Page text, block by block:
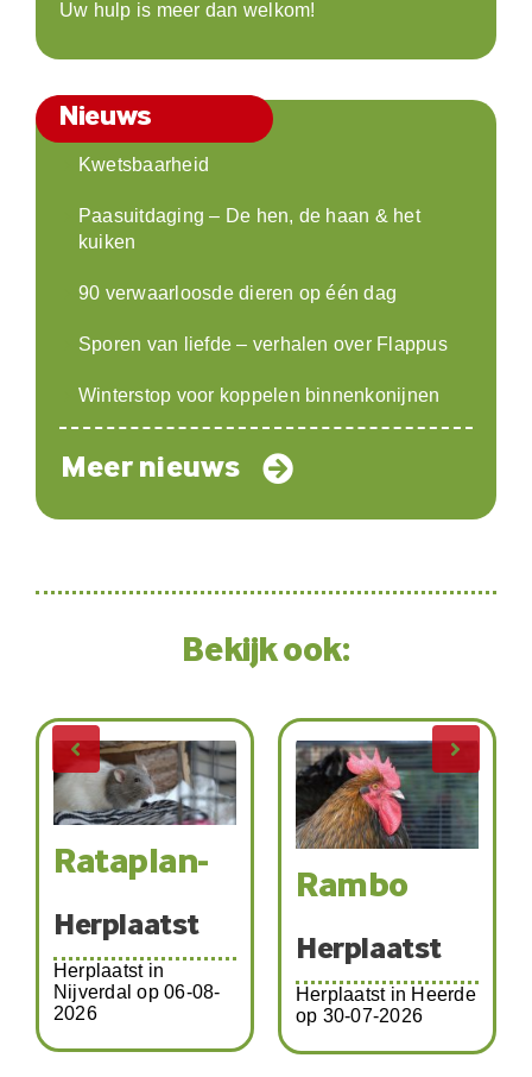
Uw hulp is meer dan welkom!
Nieuws
Kwetsbaarheid
Paasuitdaging – De hen, de haan & het
kuiken
90 verwaarloosde dieren op één dag
Sporen van liefde – verhalen over Flappus
Winterstop voor koppelen binnenkonijnen
Meer nieuws
Bekijk ook:
Rataplan-
Herplaatst
Herplaatst in
Nijverdal op 06-08-
2026
Rambo
Herplaatst
Herplaatst in Heerde
op 30-07-2026